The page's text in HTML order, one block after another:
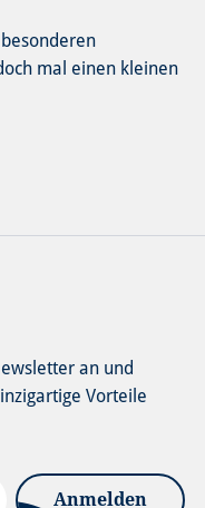
mal einen kleinen
an und
Vorteile
Anmelden